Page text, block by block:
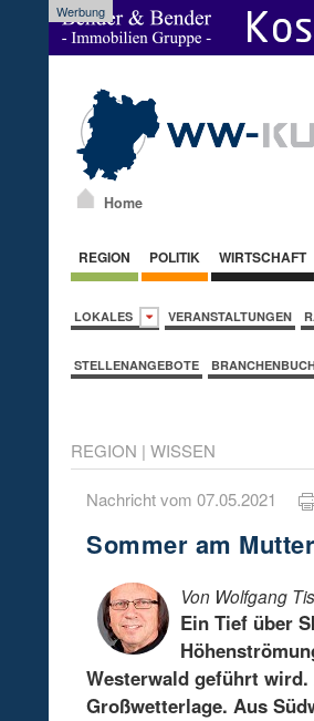
Werbung
Home
REGION POLITIK WIRTSCHAFT
LOKALES VERANSTALTUNGEN
STELLENANGEBOTE
REGION | WISSEN
Nachricht vom 07.05.2021
Sommer am
Von Wolfgang
Ein Tief über
Westerwald geführt
Großwetterlage. Aus